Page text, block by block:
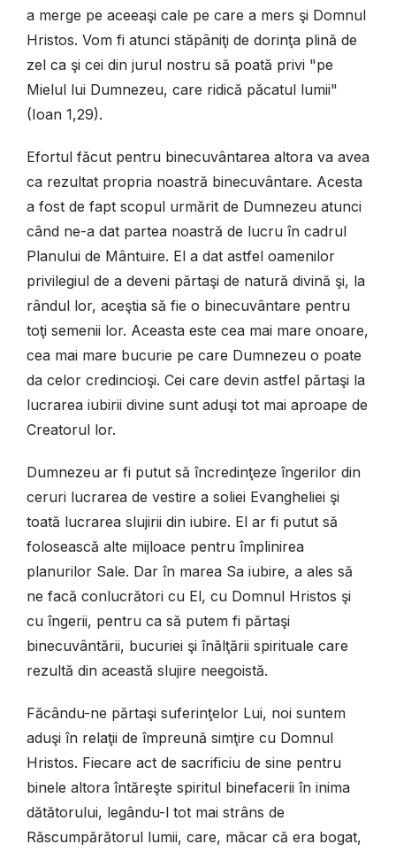
a merge pe aceeaşi cale pe care a mers şi Domnul
Hristos. Vom fi atunci stăpâniţi de dorinţa plină de
zel ca şi cei din jurul nostru să poată privi "pe
Mielul lui Dumnezeu, care ridică păcatul lumii"
(Ioan 1,29).
Efortul făcut pentru binecuvântarea altora va avea
ca rezultat propria noastră binecuvântare. Acesta
a fost de fapt scopul urmărit de Dumnezeu atunci
când ne-a dat partea noastră de lucru în cadrul
Planului de Mântuire. El a dat astfel oamenilor
privilegiul de a deveni părtaşi de natură divină şi, la
rândul lor, aceştia să fie o binecuvântare pentru
toţi semenii lor. Aceasta este cea mai mare onoare,
cea mai mare bucurie pe care Dumnezeu o poate
da celor credincioşi. Cei care devin astfel părtaşi la
lucrarea iubirii divine sunt aduşi tot mai aproape de
Creatorul lor.
Dumnezeu ar fi putut să încredinţeze îngerilor din
ceruri lucrarea de vestire a soliei Evangheliei şi
toată lucrarea slujirii din iubire. El ar fi putut să
folosească alte mijloace pentru împlinirea
planurilor Sale. Dar în marea Sa iubire, a ales să
ne facă conlucrători cu El, cu Domnul Hristos şi
cu îngerii, pentru ca să putem fi părtaşi
binecuvântării, bucuriei şi înălţării spirituale care
rezultă din această slujire neegoistă.
Făcându-ne părtaşi suferinţelor Lui, noi suntem
aduşi în relaţii de împreună simţire cu Domnul
Hristos. Fiecare act de sacrificiu de sine pentru
binele altora întăreşte spiritul binefacerii în inima
dătătorului, legându-l tot mai strâns de
Răscumpărătorul lumii, care, măcar că era bogat,